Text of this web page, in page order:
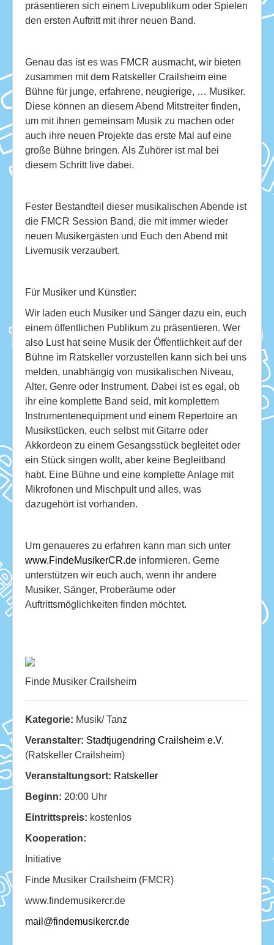
präsentieren sich einem Livepublikum oder Spielen
den ersten Auftritt mit ihrer neuen Band.
Genau das ist es was FMCR ausmacht, wir bieten
zusammen mit dem Ratskeller Crailsheim eine
Bühne für junge, erfahrene, neugierige, … Musiker.
Diese können an diesem Abend Mitstreiter finden,
um mit ihnen gemeinsam Musik zu machen oder
auch ihre neuen Projekte das erste Mal auf eine
große Bühne bringen. Als Zuhörer ist mal bei
diesem Schritt live dabei.
Fester Bestandteil dieser musikalischen Abende ist
die FMCR Session Band, die mit immer wieder
neuen Musikergästen und Euch den Abend mit
Livemusik verzaubert.
Für Musiker und Künstler:
Wir laden euch Musiker und Sänger dazu ein, euch
einem öffentlichen Publikum zu präsentieren. Wer
also Lust hat seine Musik der Öffentlichkeit auf der
Bühne im Ratskeller vorzustellen kann sich bei uns
melden, unabhängig von musikalischen Niveau,
Alter, Genre oder Instrument. Dabei ist es egal, ob
ihr eine komplette Band seid, mit komplettem
Instrumentenequipment und einem Repertoire an
Musikstücken, euch selbst mit Gitarre oder
Akkordeon zu einem Gesangsstück begleitet oder
ein Stück singen wollt, aber keine Begleitband
habt. Eine Bühne und eine komplette Anlage mit
Mikrofonen und Mischpult und alles, was
dazugehört ist vorhanden.
Um genaueres zu erfahren kann man sich unter
www.FindeMusikerCR.de informieren. Gerne
unterstützen wir euch auch, wenn ihr andere
Musiker, Sänger, Proberäume oder
Auftrittsmöglichkeiten finden möchtet.
Finde Musiker Crailsheim
Kategorie: Musik/ Tanz
Veranstalter: Stadtjugendring Crailsheim e.V.
(Ratskeller Crailsheim)
Veranstaltungsort: Ratskeller
Beginn: 20:00 Uhr
Eintrittspreis: kostenlos
Kooperation:
Initiative
Finde Musiker Crailsheim (FMCR)
www.findemusikercr.de
mail@findemusikercr.de